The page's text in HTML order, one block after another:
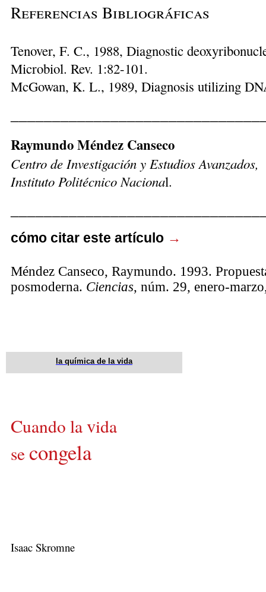
Referencias Bibliográficas
Tenover, F. C., 1988, Diagnostic
Microbiol. Rev. 1:82-101.
McGowan, K. L., 1989, Diagnosis utilizing
Raymundo Méndez Canseco
Centro de Investigación y Estudios Avanzados,
Instituto Politécnico Nacional.
cómo citar este artículo →
Méndez Canseco, Raymundo. 1993.
posmoderna. Ciencias, núm. 29, enero-
la química de la vida
Cuando lavida
secongela
Isaac Skromne